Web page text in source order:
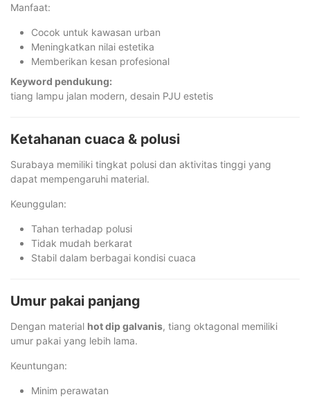
Manfaat:
Cocok untuk kawasan urban
Meningkatkan nilai estetika
Memberikan kesan profesional
Keyword pendukung:
tiang lampu jalan modern, desain PJU estetis
Ketahanan cuaca & polusi
Surabaya memiliki tingkat polusi dan aktivitas tinggi yang
dapat mempengaruhi material.
Keunggulan:
Tahan terhadap polusi
Tidak mudah berkarat
Stabil dalam berbagai kondisi cuaca
Umur pakai panjang
Dengan material hot dip galvanis, tiang oktagonal memiliki
umur pakai yang lebih lama.
Keuntungan:
Minim perawatan